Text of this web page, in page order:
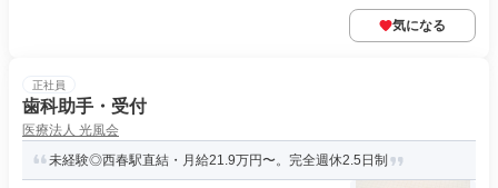
気になる
正社員
歯科助手・受付
医療法人 光風会
未経験◎西春駅直結・月給21.9万円〜。完全週休2.5日制